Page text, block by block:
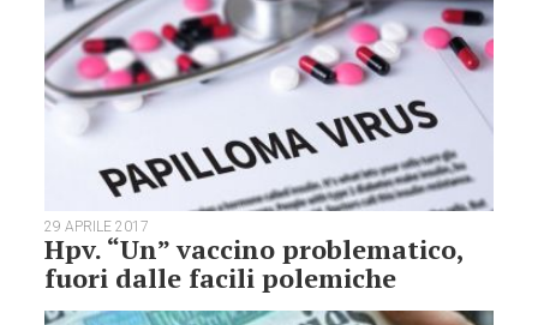
29 APRILE 2017
Hpv. “Un” vaccino problematico,
fuori dalle facili polemiche